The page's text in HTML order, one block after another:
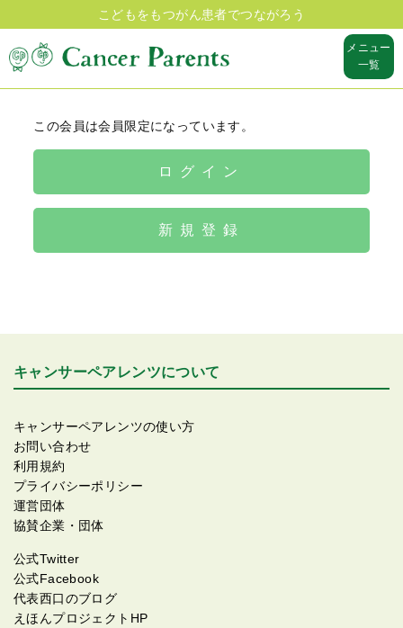
こどもをもつがん患者でつながろう
メニュー
一覧
この会員は会員限定になっています。
ログイン
新規登録
キャンサーペアレンツについて
キャンサーペアレンツの使い方
お問い合わせ
利用規約
プライバシーポリシー
運営団体
協賛企業・団体
公式Twitter
公式Facebook
代表西口のブログ
えほんプロジェクトHP